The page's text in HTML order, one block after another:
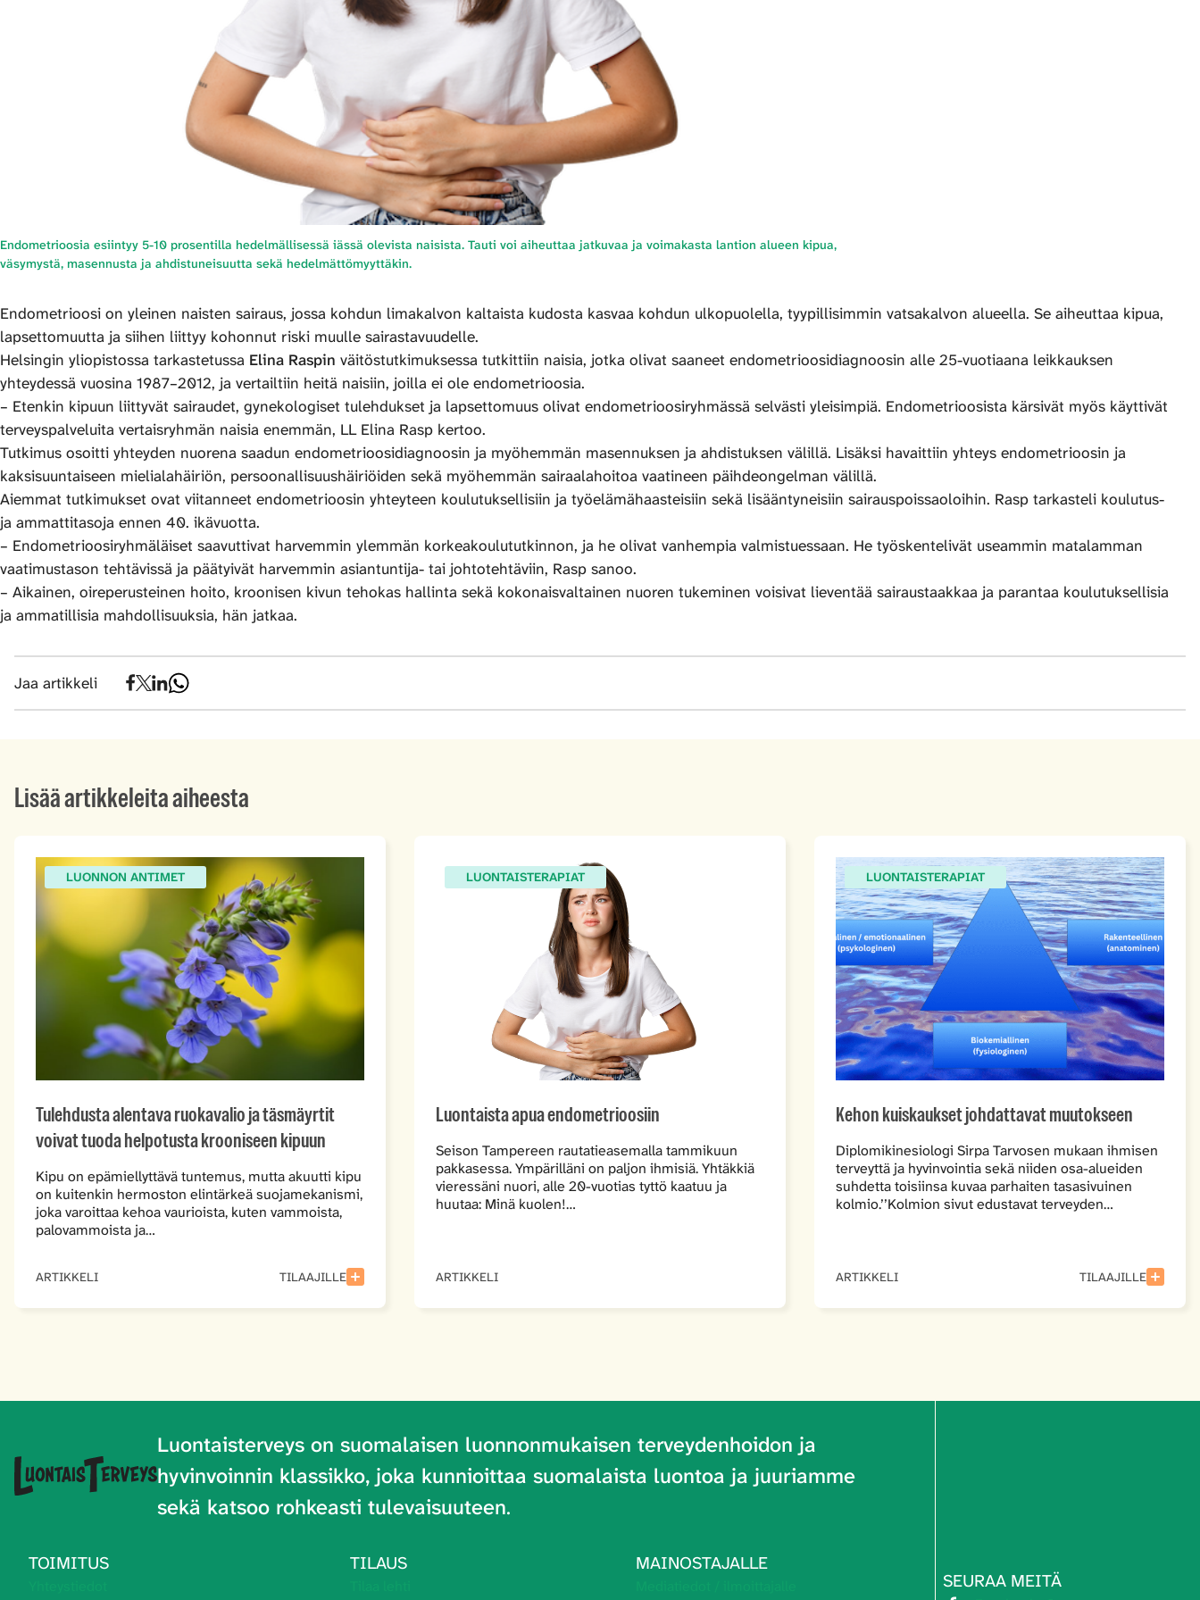
Endometrioosia esiintyy 5-10 prosentilla hedelmällisessä iässä olevista naisista. Tauti voi aiheuttaa jatkuvaa ja voimakasta lantion alueen kipua,
väsymystä, masennusta ja ahdistuneisuutta sekä hedelmättömyyttäkin.
Endometrioosi on yleinen naisten sairaus, jossa kohdun limakalvon kaltaista kudosta kasvaa kohdun ulkopuolella, tyypillisimmin vatsakalvon alueella. Se aiheuttaa kipua,
lapsettomuutta ja siihen liittyy kohonnut riski muulle sairastavuudelle.
Helsingin yliopistossa tarkastetussa Elina Raspin väitöstutkimuksessa tutkittiin naisia, jotka olivat saaneet endometrioosidiagnoosin alle 25-vuotiaana leikkauksen
yhteydessä vuosina 1987–2012, ja vertailtiin heitä naisiin, joilla ei ole endometrioosia.
– Etenkin kipuun liittyvät sairaudet, gynekologiset tulehdukset ja lapsettomuus olivat endometrioosiryhmässä selvästi yleisimpiä. Endometrioosista kärsivät myös käyttivät
terveyspalveluita vertaisryhmän naisia enemmän, LL Elina Rasp kertoo.
Tutkimus osoitti yhteyden nuorena saadun endometrioosidiagnoosin ja myöhemmän masennuksen ja ahdistuksen välillä. Lisäksi havaittiin yhteys endometrioosin ja
kaksisuuntaiseen mielialahäiriön, persoonallisuushäiriöiden sekä myöhemmän sairaalahoitoa vaatineen päihdeongelman välillä.
Aiemmat tutkimukset ovat viitanneet endometrioosin yhteyteen koulutuksellisiin ja työelämähaasteisiin sekä lisääntyneisiin sairauspoissaoloihin. Rasp tarkasteli koulutus-
ja ammattitasoja ennen 40. ikävuotta.
– Endometrioosiryhmäläiset saavuttivat harvemmin ylemmän korkeakoulututkinnon, ja he olivat vanhempia valmistuessaan. He työskentelivät useammin matalamman
vaatimustason tehtävissä ja päätyivät harvemmin asiantuntija- tai johtotehtäviin, Rasp sanoo.
– Aikainen, oireperusteinen hoito, kroonisen kivun tehokas hallinta sekä kokonaisvaltainen nuoren tukeminen voisivat lieventää sairaustaakkaa ja parantaa koulutuksellisia
ja ammatillisia mahdollisuuksia, hän jatkaa.
Jaa artikkeli
Lisää artikkeleita aiheesta
LUONNON ANTIMET
Tulehdusta alentava ruokavalio ja täsmäyrtit
voivat tuoda helpotusta krooniseen kipuun
Kipu on epämiellyttävä tuntemus, mutta akuutti kipu
on kuitenkin hermoston elintärkeä suojamekanismi,
joka varoittaa kehoa vaurioista, kuten vammoista,
palovammoista ja…
ARTIKKELI TILAAJILLE
LUONTAISTERAPIAT
Luontaista apua endometrioosiin
Seison Tampereen rautatieasemalla tammikuun
pakkasessa. Ympärilläni on paljon ihmisiä. Yhtäkkiä
vieressäni nuori, alle 20-vuotias tyttö kaatuu ja
huutaa: Minä kuolen!…
ARTIKKELI
LUONTAISTERAPIAT
Kehon kuiskaukset johdattavat muutokseen
Diplomikinesiologi Sirpa Tarvosen mukaan ihmisen
terveyttä ja hyvinvointia sekä niiden osa-alueiden
suhdetta toisiinsa kuvaa parhaiten tasasivuinen
kolmio.’’Kolmion sivut edustavat terveyden…
ARTIKKELI TILAAJILLE
Luontaisterveys on suomalaisen luonnonmukaisen terveydenhoidon ja
hyvinvoinnin klassikko, joka kunnioittaa suomalaista luontoa ja juuriamme
sekä katsoo rohkeasti tulevaisuuteen.
TOIMITUS TILAUS MAINOSTAJALLE
SEURAA MEITÄ